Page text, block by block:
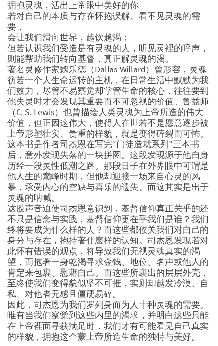
拥抱灵魂，活出上帝眼中美好的你
若对自己的本质与存在怀抱误解、看不见灵魂的需
要，
会让我们滑向世界，越饮越渴；
但若认识我们受造是有灵魂的人，听见灵裡的呼声，
则能帮助我们转向基督，真正解灵魂的渴。
著名灵修作家魏乐德（Dallas Willard）曾形容，灵魂
彷若一个人生命运转的主机，在日常生活中默默为我
们效力，尽管不易察觉却掌管生命的核心，往往要到
他失灵时才会发现其重要而不可忽视的价值。鲁益师
（C. S. Lewis）也曾描绘人类灵魂为上帝所造的伟大
价值，但正因这伟大，使得人在世若不是愿意逐步被
上帝形塑壮实、贵重的样貌，就是变得碎裂而可怖。
这本书是作者司杰恩在写完“门徒造就系列”三本书
后，意外发现失落的一块拼图。这段发现源于他自身
历经一段灵性低潮之路。那段日子在外界眼中可谓是
他人生的巅峰时期，但他却迎接一场来自心灵的风
暴，承受内心的空缺与喜乐的遗失。而这其实是出于
灵魂的呐喊。
这股声音迫使司杰恩意识到，基督信仰真正关乎的还
不只是信念与实践，基督信仰更在乎我们是谁？我们
终将要成为什么样的人？而这些都攸关我们对自己的
身分与存在，抱持著什麽样的认知。司杰恩发现若对
此怀有错误的观点，将导致我们无视灵魂真实的渴
望，而拖著一身乾渴寻求金钱、地位、名声或他人的
肯定来包裹、慰藉自己。而这些所裹出的层层外壳，
至终使我们变得貌似坚不可摧，实则却越发冷漠、自
私、对他者无感且僵硬易碎。
因此，司杰恩为我们罗列身而为人十种灵魂的需要。
唯有当我们察觉到这些内里的渴求，并明白这些只能
在上帝裡面寻获满足时，我们才有可能看见自己真实
的样貌，拥抱这个蒙上帝所造生命的独特与美好。